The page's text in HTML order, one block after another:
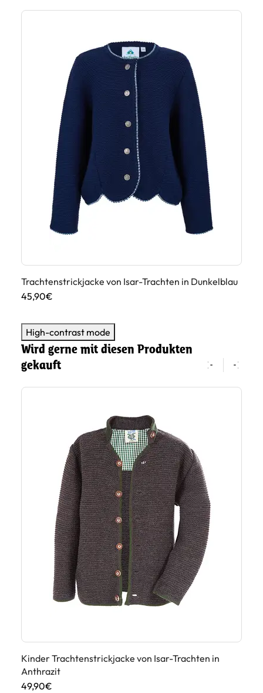
Trachtenstrickjacke von Isar-Trachten in Dunkelblau
45,90€
High-contrast mode
Wird gerne mit diesen Produkten
gekauft
Kinder Trachtenstrickjacke von Isar-Trachten in
Anthrazit
49,90€